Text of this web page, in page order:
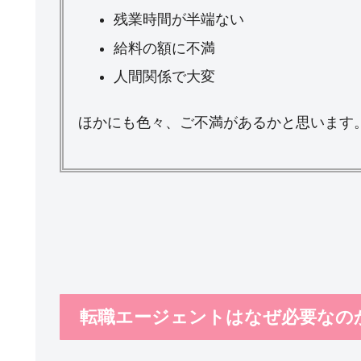
残業時間が半端ない
給料の額に不満
人間関係で大変
ほかにも色々、ご不満があるかと思います
転職エージェントはなぜ必要なの